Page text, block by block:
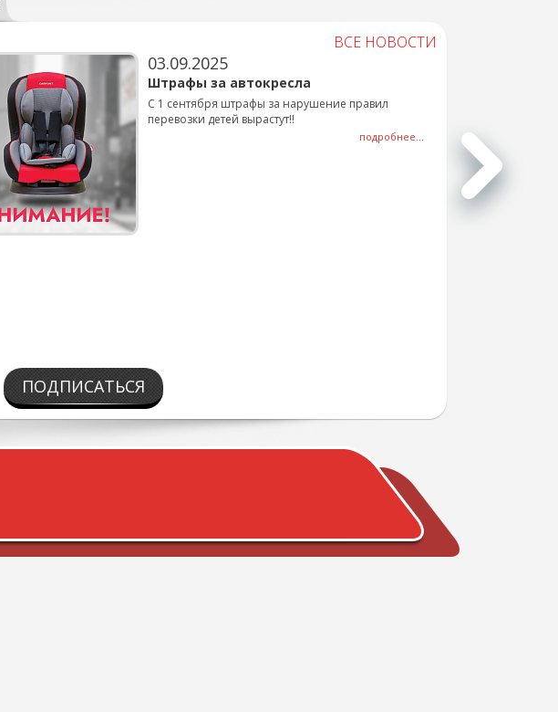
ВСЕ НОВОСТИ
03.09.2025
Штрафы за автокресла
С 1 сентября штрафы за нарушение правил
перевозки детей вырастут!!
подробнее...
ПОДПИСАТЬСЯ